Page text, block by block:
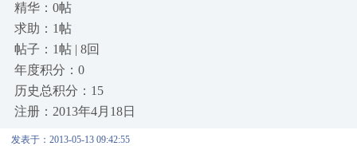
精华：0帖
求助：1帖
帖子：1帖 | 8回
年度积分：0
历史总积分：15
注册：2013年4月18日
发表于：2013-05-13 09:42:55